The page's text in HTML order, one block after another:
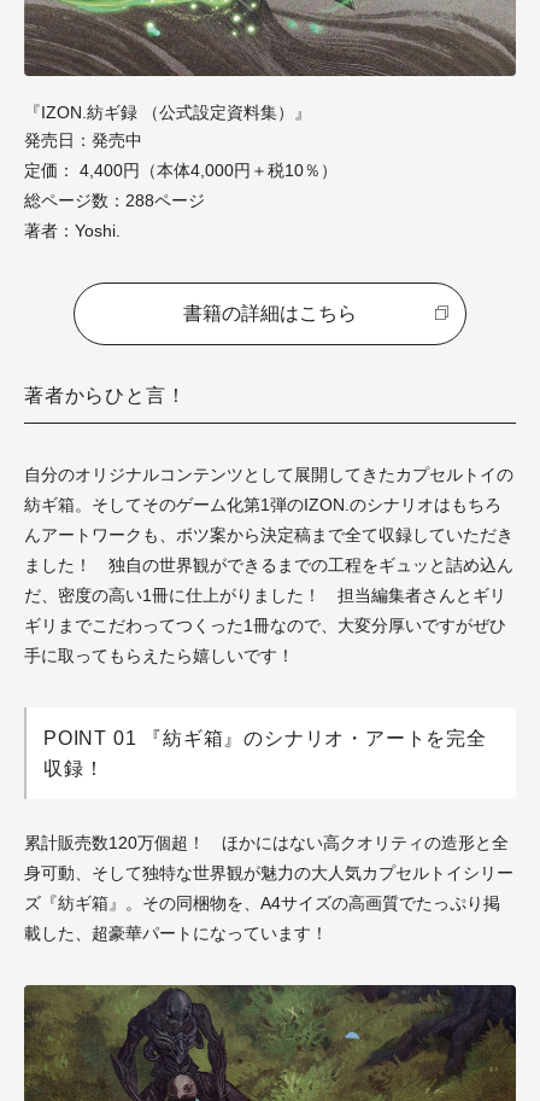
『IZON.紡ギ録 （公式設定資料集）』
発売日：発売中
定価： 4,400円（本体4,000円＋税10％）
総ページ数：288ページ
著者：Yoshi.
書籍の詳細はこちら
著者からひと言！
自分のオリジナルコンテンツとして展開してきたカプセルトイの
紡ギ箱。そしてそのゲーム化第1弾のIZON.のシナリオはもちろ
んアートワークも、ボツ案から決定稿まで全て収録していただき
ました！ 独自の世界観ができるまでの工程をギュッと詰め込ん
だ、密度の高い1冊に仕上がりました！ 担当編集者さんとギリ
ギリまでこだわってつくった1冊なので、大変分厚いですがぜひ
手に取ってもらえたら嬉しいです！
POINT 01 『紡ギ箱』のシナリオ・アートを完全
収録！
累計販売数120万個超！ ほかにはない高クオリティの造形と全
身可動、そして独特な世界観が魅力の大人気カプセルトイシリー
ズ『紡ギ箱』。その同梱物を、A4サイズの高画質でたっぷり掲
載した、超豪華パートになっています！